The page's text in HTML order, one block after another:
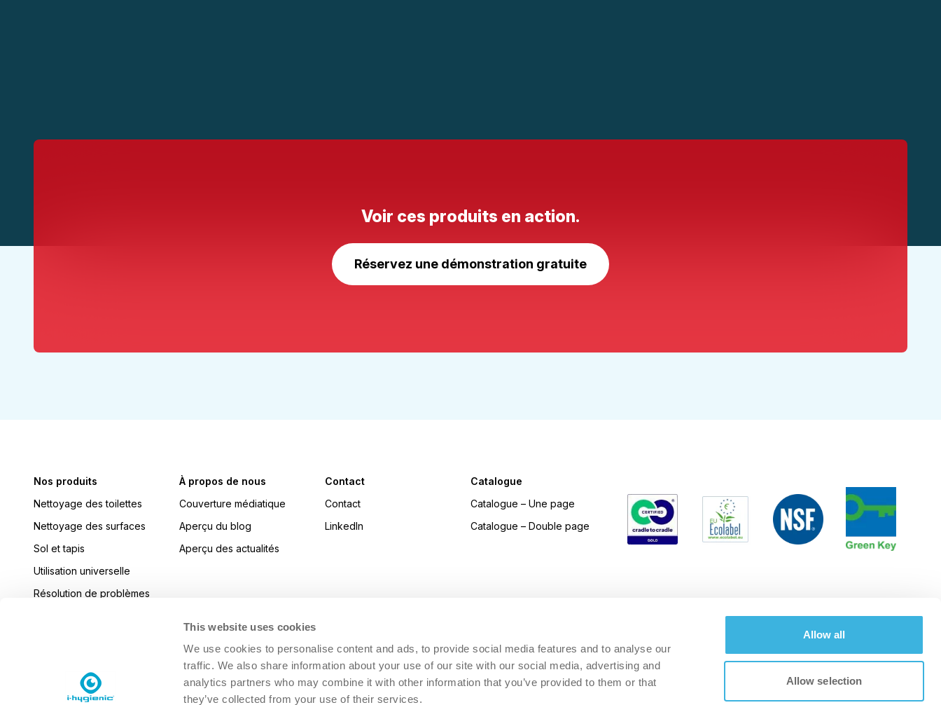
This website uses cookies
We use cookies to personalise content and ads, to provide social media features and to analyse our
traffic. We also share information about your use of our site with our social media, advertising and
analytics partners who may combine it with other information that you’ve provided to them or that
they’ve collected from your use of their services.
Allow all
Allow selection
Voir ces produits en action.
Réservez une démonstration gratuite
Nos produits
Nettoyage des toilettes
Nettoyage des surfaces
Sol et tapis
Utilisation universelle
Résolution de problèmes
Blanchisserie
À propos de nous
Couverture médiatique
Aperçu du blog
Aperçu des actualités
Contact
Contact
LinkedIn
Catalogue
Catalogue – Une page
Catalogue – Double page